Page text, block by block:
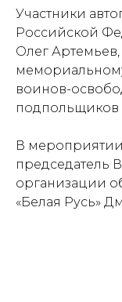
Участники
Российской
Олег
воинов-
В
председатель
организации
«Белая Русь»